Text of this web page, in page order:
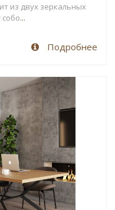
из двух зеркальных
...
Подробнее